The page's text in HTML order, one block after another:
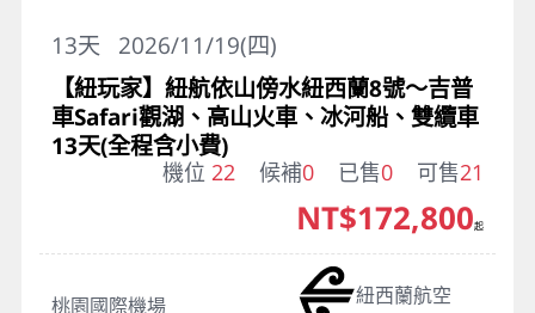
2026/11/19(四)
13天
【紐玩家】紐航依山傍水紐西蘭8號～吉普
車Safari觀湖、高山火車、冰河船、雙纜車
13天(全程含小費)
機位 22 候補0 已售0 可售21
桃園國際機場
紐西蘭航空
NT$172,800起